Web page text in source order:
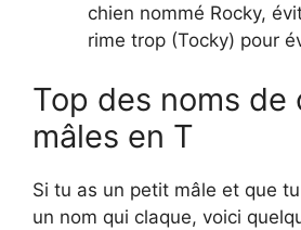
chien nommé Rocky,
rime trop (Tocky) pour
Top des noms de
mâles en T
Si tu as un petit mâle et que
un nom qui claque, voici